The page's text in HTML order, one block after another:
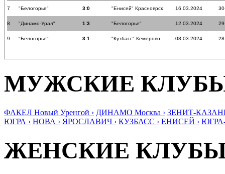
7 "Белогорье" 3:0 "Енисей" Красноярск 16.03.2024
8 "Динамо-Урал" 1:3 "Белогорье" 12.03.2024
9 "Белогорье" 3:1 "Кузбасс" Кемерово 08.03.2024
МУЖСКИЕ
ФАКЕЛ Новый Уренгой › ДИНАМО Москва › ЗЕНИТ-
ЮГРА › НОВА › ЯРОСЛАВИЧ › КУЗБАСС › ЕНИСЕЙ ›
ЖЕНСКИЕ